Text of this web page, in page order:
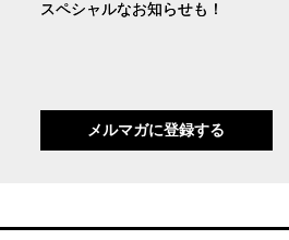
スペシャルなお知らせも！
メルマガに登録する